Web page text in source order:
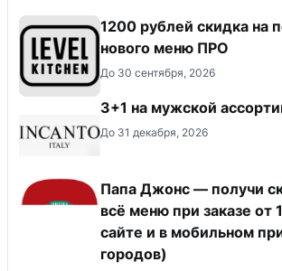
​1200 рублей скидка на
нового меню ПРО
До 30 сентября, 2026
3+1 на мужской
До 31 декабря, 2026
Папа Джонс — получи
всё меню при заказе от
сайте и в мобильном
городов)